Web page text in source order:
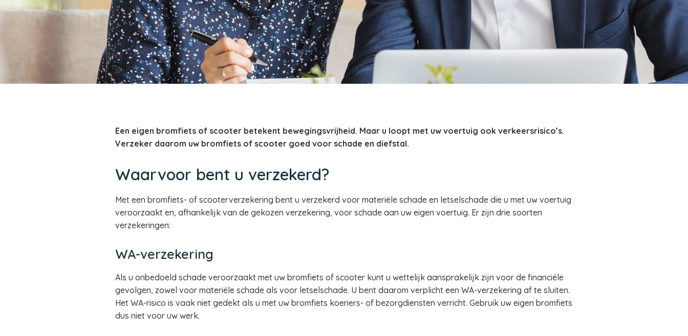
Een eigen bromfiets of scooter betekent bewegingsvrijheid. Maar u loopt met uw voertuig ook verkeersrisico’s.
Verzeker daarom uw bromfiets of scooter goed voor schade en diefstal.
Waarvoor bent u verzekerd?
Met een bromfiets- of scooterverzekering bent u verzekerd voor materiële schade en letselschade die u met uw voertuig
veroorzaakt en, afhankelijk van de gekozen verzekering, voor schade aan uw eigen voertuig. Er zijn drie soorten
verzekeringen:
WA-verzekering
Als u onbedoeld schade veroorzaakt met uw bromfiets of scooter kunt u wettelijk aansprakelijk zijn voor de financiële
gevolgen, zowel voor materiële schade als voor letselschade. U bent daarom verplicht een WA-verzekering af te sluiten.
Het WA-risico is vaak niet gedekt als u met uw bromfiets koeriers- of bezorgdiensten verricht. Gebruik uw eigen bromfiets
dus niet voor uw werk.